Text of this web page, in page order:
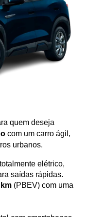
quem deseja
com um carro ágil,
urbanos.
totalmente elétrico,
saídas rápidas.
(PBEV) com uma